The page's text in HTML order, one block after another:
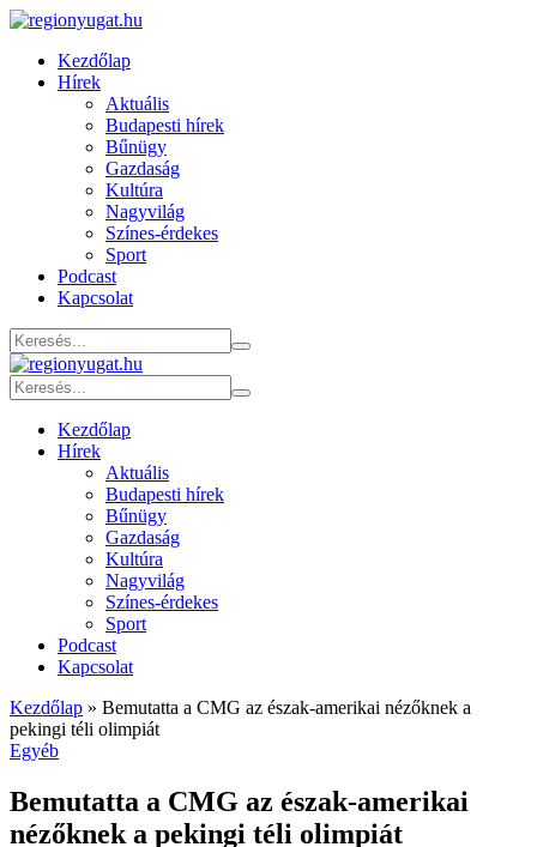
Kezdőlap
Hírek
Aktuális
Budapesti hírek
Bűnügy
Gazdaság
Kultúra
Nagyvilág
Színes-érdekes
Sport
Podcast
Kapcsolat
Kezdőlap
Hírek
Aktuális
Budapesti hírek
Bűnügy
Gazdaság
Kultúra
Nagyvilág
Színes-érdekes
Sport
Podcast
Kapcsolat
Kezdőlap » Bemutatta a CMG az észak-amerikai nézőknek a
pekingi téli olimpiát
Egyéb
Bemutatta a CMG az észak-amerikai
nézőknek a pekingi téli olimpiát